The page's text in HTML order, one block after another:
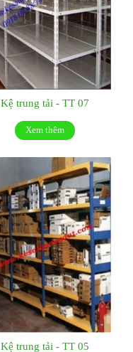
Kệ trung tải - TT 07
Xem thêm
Kệ trung tải - TT 05